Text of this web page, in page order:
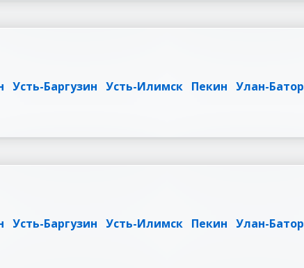
Усть-Баргузин Усть-Илимск Пекин Улан-Батор
Усть-Баргузин Усть-Илимск Пекин Улан-Батор